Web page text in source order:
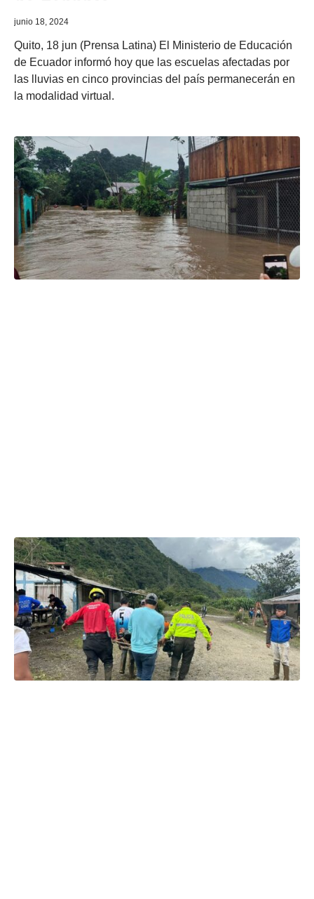
junio 18, 2024
Quito, 18 jun (Prensa Latina) El Ministerio de Educación
de Ecuador informó hoy que las escuelas afectadas por
las lluvias en cinco provincias del país permanecerán en
la modalidad virtual.